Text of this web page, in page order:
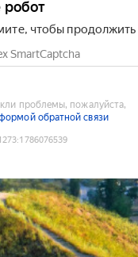
робот
чтобы продолжить
SmartCaptcha
проблемы, пожалуйста,
обратной связи
:1786076539